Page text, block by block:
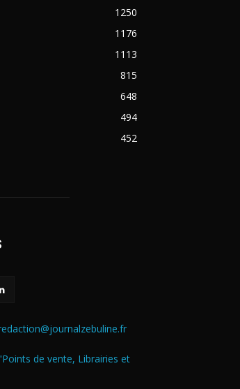
1250
1176
1113
815
648
494
452
de vente, Librairies et